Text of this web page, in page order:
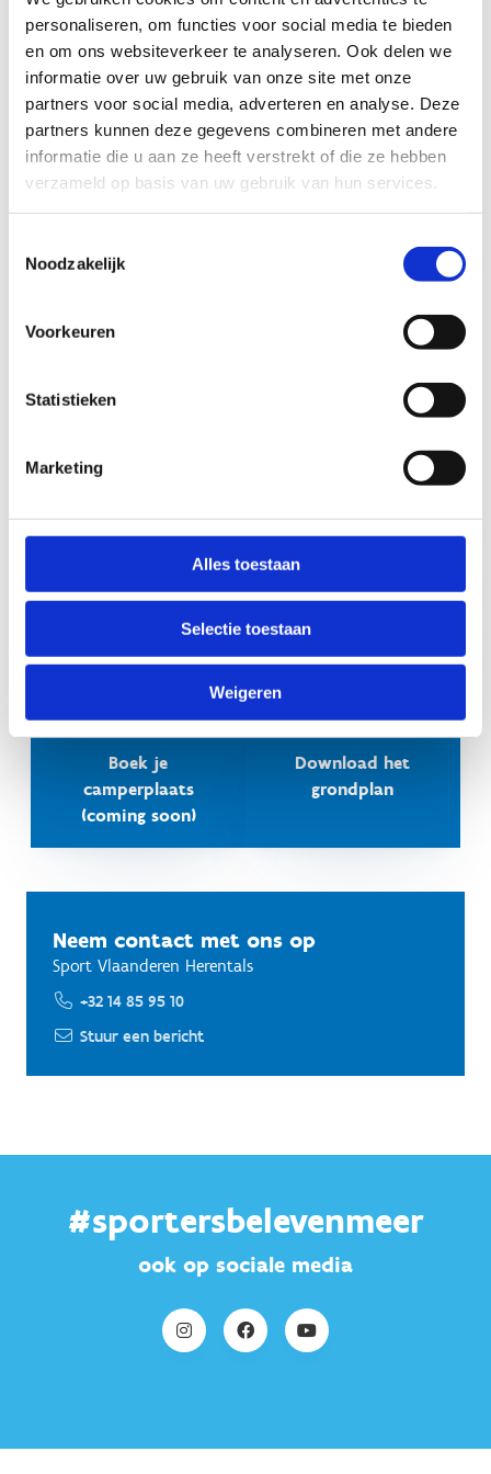
personaliseren, om functies voor social media te bieden
en om ons websiteverkeer te analyseren. Ook delen we
informatie over uw gebruik van onze site met onze
partners voor social media, adverteren en analyse. Deze
partners kunnen deze gegevens combineren met andere
informatie die u aan ze heeft verstrekt of die ze hebben
verzameld op basis van uw gebruik van hun services.
Noodzakelijk
Voorkeuren
Statistieken
Marketing
Alles toestaan
Selectie toestaan
Weigeren
Afvalverwerking
Boek je
camperplaats
(coming soon)
Download het
grondplan
Neem contact met ons op
Sport Vlaanderen Herentals
+32 14 85 95 10
Stuur een bericht
#sportersbelevenmeer
ook op sociale media